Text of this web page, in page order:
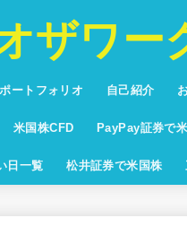
ザワー
ランキング
ポートフォリオ 自己紹介
米国株CFD
米国株CFD配当利回りランキング
PayPay証券で
PayPay証券配当
日一覧 松井証券で米国株